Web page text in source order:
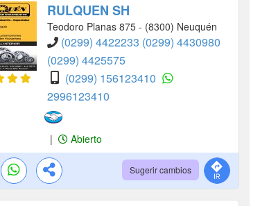
RULQUEN SH
Teodoro Planas 875 - (8300) Neuquén
(0299) 4422233 (0299) 4430980
(0299) 4425575
(0299) 156123410
2996123410
| Abierto
Sugerir cambios